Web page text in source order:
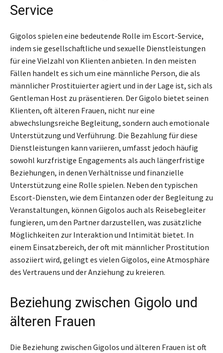
Service
Gigolos spielen eine bedeutende Rolle im Escort-Service,
indem sie gesellschaftliche und sexuelle Dienstleistungen
für eine Vielzahl von Klienten anbieten. In den meisten
Fällen handelt es sich um eine männliche Person, die als
männlicher Prostituierter agiert und in der Lage ist, sich als
Gentleman Host zu präsentieren. Der Gigolo bietet seinen
Klienten, oft älteren Frauen, nicht nur eine
abwechslungsreiche Begleitung, sondern auch emotionale
Unterstützung und Verführung. Die Bezahlung für diese
Dienstleistungen kann variieren, umfasst jedoch häufig
sowohl kurzfristige Engagements als auch längerfristige
Beziehungen, in denen Verhältnisse und finanzielle
Unterstützung eine Rolle spielen. Neben den typischen
Escort-Diensten, wie dem Eintanzen oder der Begleitung zu
Veranstaltungen, können Gigolos auch als Reisebegleiter
fungieren, um den Partner darzustellen, was zusätzliche
Möglichkeiten zur Interaktion und Intimität bietet. In
einem Einsatzbereich, der oft mit männlicher Prostitution
assoziiert wird, gelingt es vielen Gigolos, eine Atmosphäre
des Vertrauens und der Anziehung zu kreieren.
Beziehung zwischen Gigolo und
älteren Frauen
Die Beziehung zwischen Gigolos und älteren Frauen ist oft